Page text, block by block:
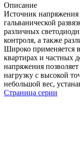
Описание
Источник
гальванической
различных
контроля, а также
Широко применяется
квартирах и частных
напряжения
нагрузку с высокой
небольшой вес,
Страница серии